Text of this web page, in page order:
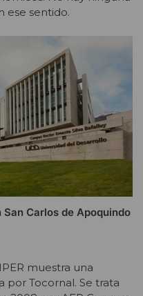
ese sentido.
San Carlos de Apoquindo
muestra una
por Tocornal. Se trata